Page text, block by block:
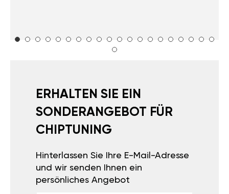
ERHALTEN SIE EIN
SONDERANGEBOT FÜR
CHIPTUNING
Hinterlassen Sie Ihre E-Mail-Adresse
und wir senden Ihnen ein
persönliches Angebot